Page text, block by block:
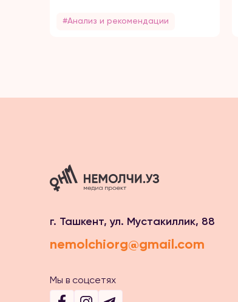
#Анализ и рекомендации
г. Ташкент, ул. Мустакиллик, 88
nemolchiorg@gmail.com
Мы в соцсетях